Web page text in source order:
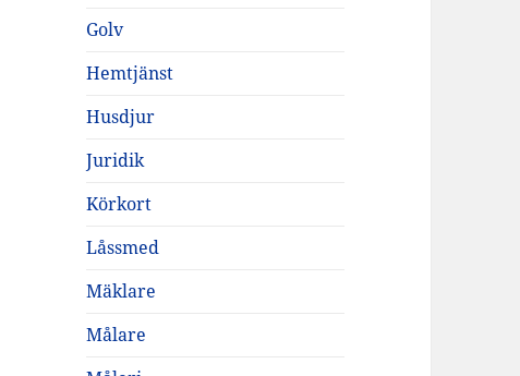
Golv
Hemtjänst
Husdjur
Juridik
Körkort
Låssmed
Mäklare
Målare